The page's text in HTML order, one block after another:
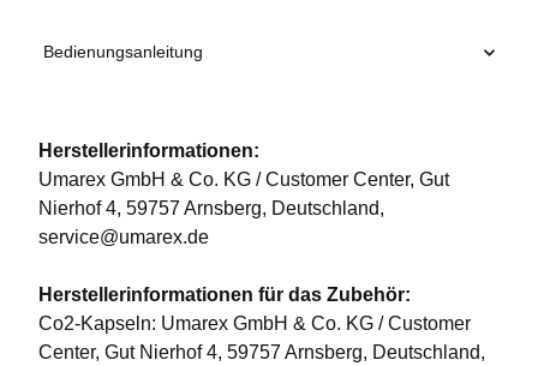
Bedienungsanleitung
Herstellerinformationen:
Umarex GmbH & Co. KG / Customer Center, Gut
Nierhof 4, 59757 Arnsberg, Deutschland,
service@umarex.de
Herstellerinformationen für das Zubehör:
Co2-Kapseln: Umarex GmbH & Co. KG / Customer
Center, Gut Nierhof 4, 59757 Arnsberg, Deutschland,